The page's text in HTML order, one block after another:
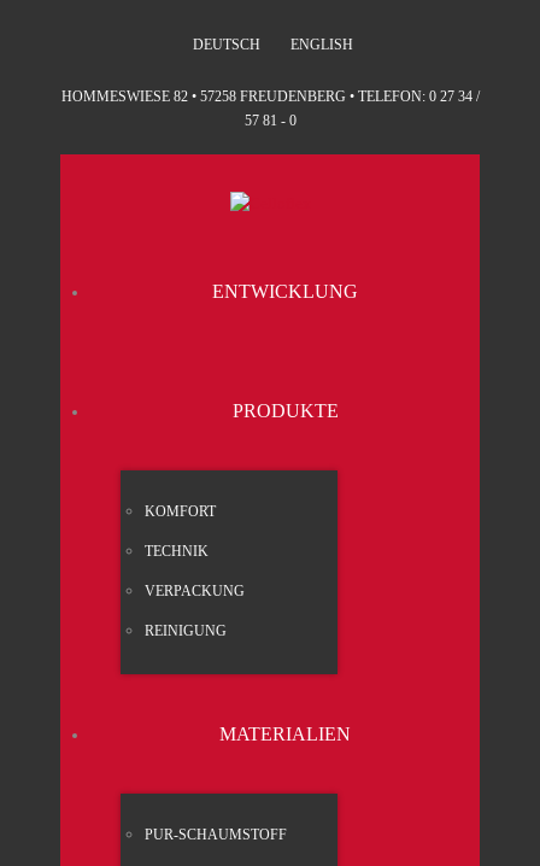
DEUTSCH ENGLISH
HOMMESWIESE 82 • 57258 FREUDENBERG • TELEFON: 0 27 34 /
57 81 - 0
ENT­WICK­LUNG
PRO­DUK­TE
KOM­FORT
TECH­NIK
VER­PA­CKUNG
REI­NI­GUNG
MATE­RIA­LI­EN
PUR-SCHAUM­STOFF